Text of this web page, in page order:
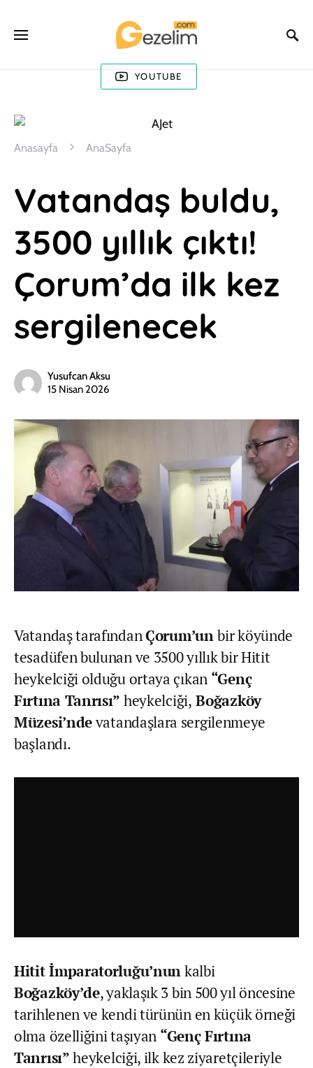
YOUTUBE
Anasayfa AnaSayfa
Vatandaş buldu,
3500 yıllık çıktı!
Çorum’da ilk kez
sergilenecek
Yusufcan Aksu
15 Nisan 2026
Vatandaş tarafındanÇorum’unbir köyünde
tesadüfen bulunan ve 3500 yıllık bir Hitit
heykelciği olduğu ortaya çıkan “Genç
Fırtına Tanrısı” heykelciği, Boğazköy
Müzesi’ndevatandaşlara sergilenmeye
başlandı.
Hitit İmparatorluğu’nunkalbi
Boğazköy’de, yaklaşık 3 bin 500 yıl öncesine
tarihlenen ve kendi türünün en küçük örneği
olma özelliğini taşıyan “Genç Fırtına
Tanrısı”heykelciği, ilk kez ziyaretçileriyle